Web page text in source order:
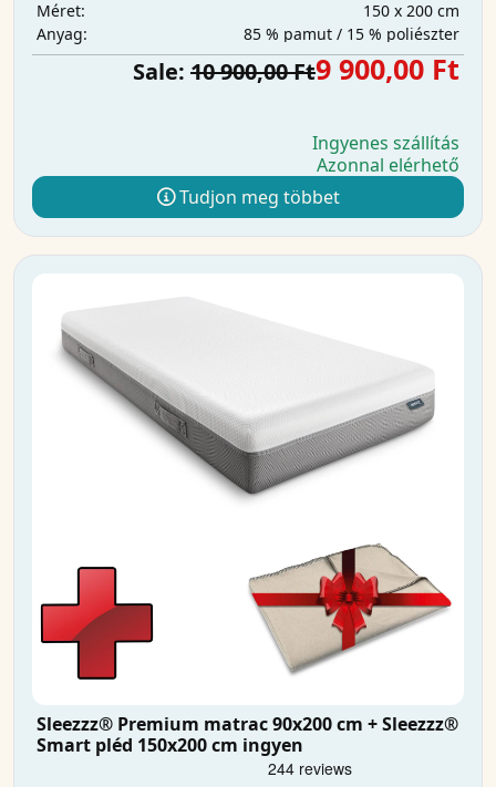
Méret:
150 x 200 cm
Anyag:
85 % pamut / 15 % poliészter
Sale: 10 900,00 Ft9 900,00 Ft
Ingyenes szállítás
Azonnal elérhető
Tudjon meg többet
Sleezzz® Premium matrac 90x200 cm + Sleezzz®
Smart pléd 150x200 cm ingyen